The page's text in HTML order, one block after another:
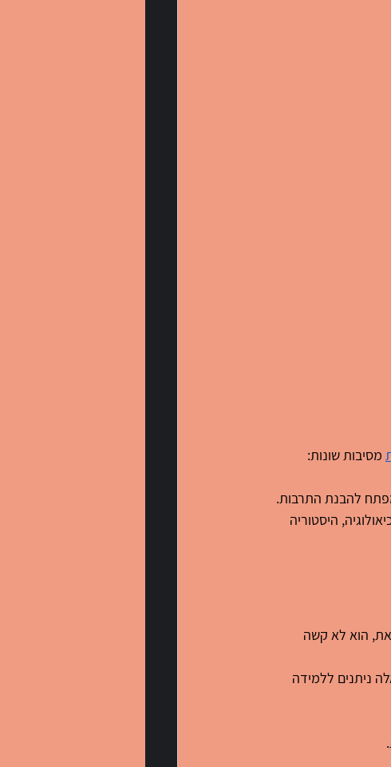
מסיבות שונות:
מפתח להבנת התרבות.
היסטוריה
הוא לא קשה
ניתנים ללמידה